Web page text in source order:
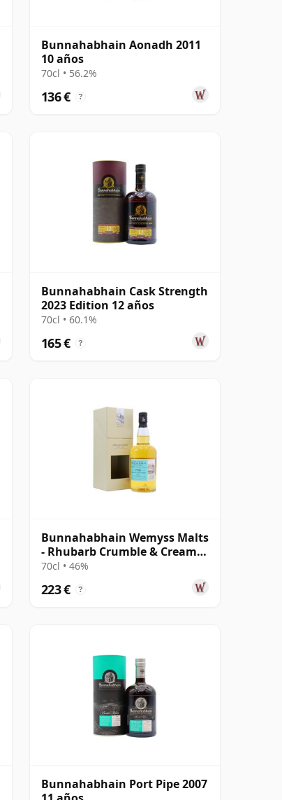
Bunnahabhain Aonadh 2011
10 años
70cl • 56.2%
136 € ?
Bunnahabhain Cask Strength
2023 Edition 12 años
70cl • 60.1%
165 € ?
Bunnahabhain Wemyss Malts
- Rhubarb Crumble & Cream
Single Cask 1990 28 años
70cl • 46%
223 € ?
Bunnahabhain Port Pipe 2007